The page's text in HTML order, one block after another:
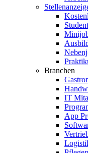
Branchen
IT
App